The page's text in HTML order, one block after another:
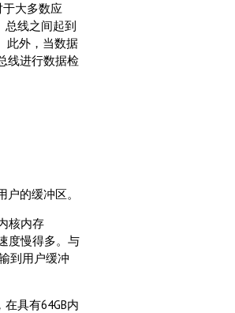
于大多数应
总线之间起到
此外，当数据
线进行数据检
的缓冲区。
核内存
度慢得多。与
到用户缓冲
具有64GB内